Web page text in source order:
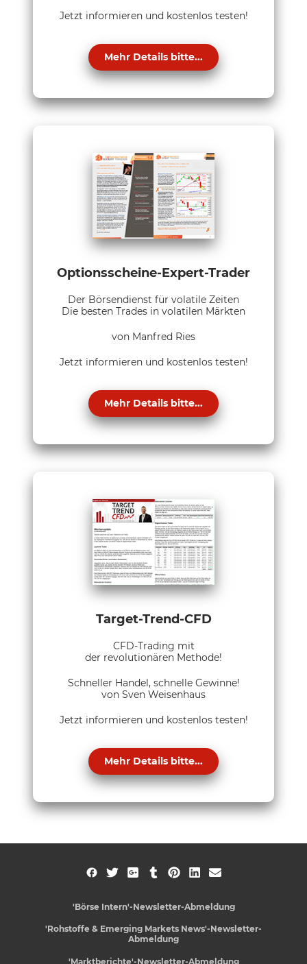
Jetzt informieren und kostenlos testen!
Mehr Details bitte...
Optionsscheine-Expert-Trader
Der Börsendienst für volatile Zeiten
Die besten Trades in volatilen Märkten
von Manfred Ries
Jetzt informieren und kostenlos testen!
Mehr Details bitte...
Target-Trend-CFD
CFD-Trading mit
der revolutionären Methode!
Schneller Handel, schnelle Gewinne!
von Sven Weisenhaus
Jetzt informieren und kostenlos testen!
Mehr Details bitte...
'Börse Intern'-Newsletter-Abmeldung
'Rohstoffe & Emerging Markets News'-Newsletter-
Abmeldung
'Marktberichte'-Newsletter-Abmeldung